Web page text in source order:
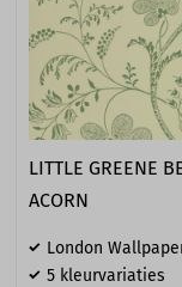
LITTLE GREENE
ACORN
London
5 kleurvariaties